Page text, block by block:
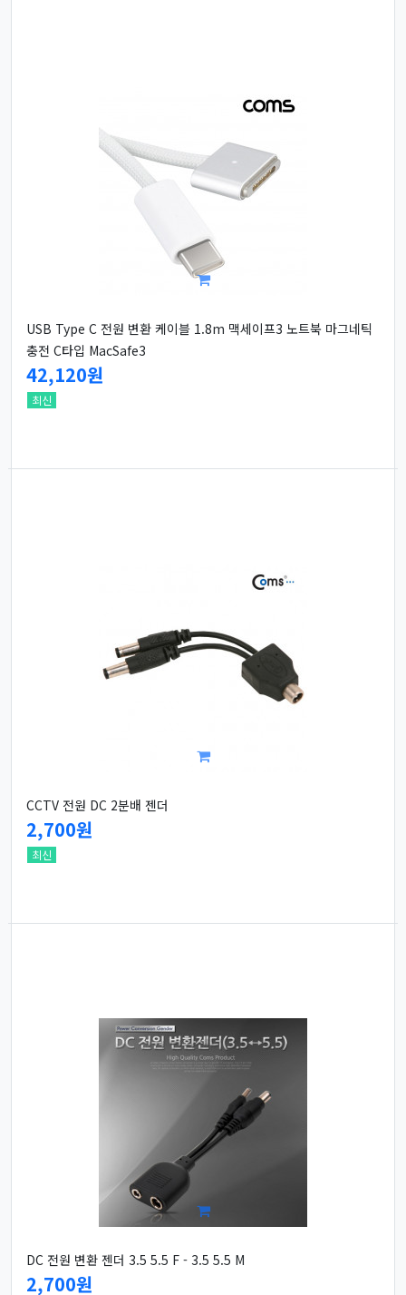
USB Type C 전원 변환 케이블 1.8m 맥세이프3 노트북 마그네틱
충전 C타입 MacSafe3
42,120원
최신
CCTV 전원 DC 2분배 젠더
2,700원
최신
DC 전원 변환 젠더 3.5 5.5 F - 3.5 5.5 M
2,700원